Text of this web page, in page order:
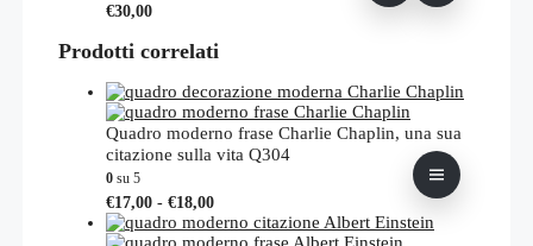
€30,00
Prodotti correlati
Quadro moderno frase Charlie Chaplin, una sua
citazione sulla vita Q304
0 su 5
€17,00 - €18,00Fascia
di
prezzo:
Questo
prodotto
ha